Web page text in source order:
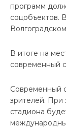
программ
соцобъектов.
В итоге на
современный
Современный
зрителей. При
стадиона